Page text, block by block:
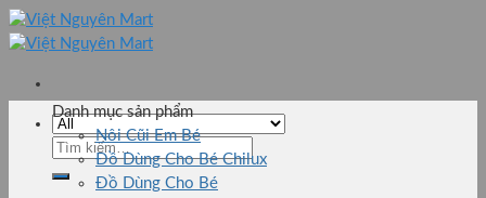
Skip
to
Tìm
kiếm:
Danh mục sản phẩm
Nôi Cũi Em Bé
Đồ Dùng Cho Bé Chilux
Đồ Dùng Cho Bé